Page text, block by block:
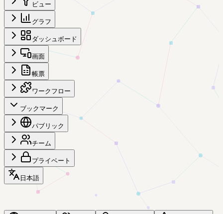
ビュー
グラフ
ダッシュボード
画面
帳票
ワークフロー
ブックマーク
パブリック
チーム
プライベート
日本語